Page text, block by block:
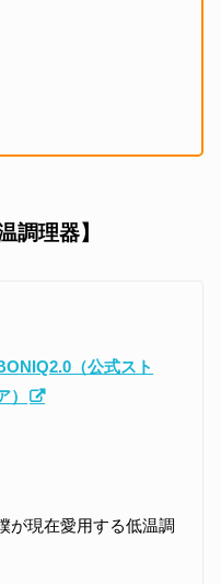
調理器】
（公式スト
）
が現在愛用する低温調